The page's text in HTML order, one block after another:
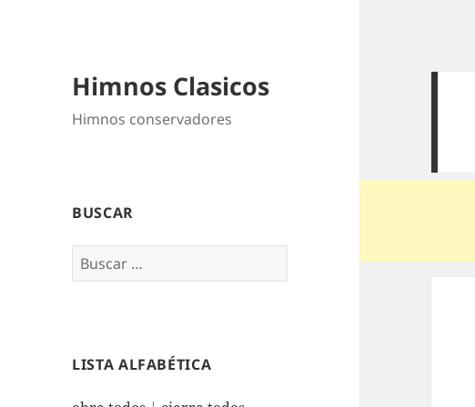
Himnos Clasicos
Himnos conservadores
BUSCAR
Buscar:
LISTA ALFABÉTICA